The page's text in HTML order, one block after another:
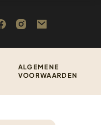
ALGEMENE
VOORWAARDEN